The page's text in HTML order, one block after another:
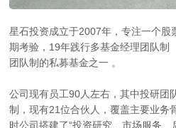
星石投资成立于2007年，专注一个股
期考验， 19年践行多基金经理团队制
团队制的私募基金之一 。
公司现有员工90人左右，其中投研团
制，现有21位合伙人，覆盖主要业务
时公司搭建了“投资研究、市场服务